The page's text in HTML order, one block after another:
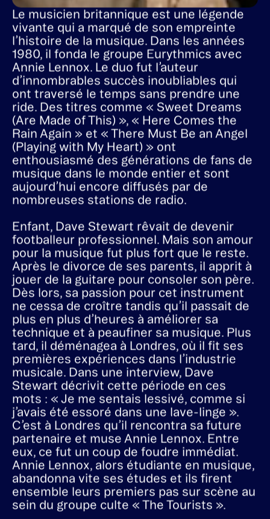
Le musicien britannique est une légende
vivante qui a marqué de son empreinte
l’histoire de la musique. Dans les années
1980, il fonda le groupe Eurythmics avec
Annie Lennox. Le duo fut l’auteur
d’innombrables succès inoubliables qui
ont traversé le temps sans prendre une
ride. Des titres comme « Sweet Dreams
(Are Made of This) », « Here Comes the
Rain Again » et « There Must Be an Angel
(Playing with My Heart) » ont
enthousiasmé des générations de fans de
musique dans le monde entier et sont
aujourd’hui encore diffusés par de
nombreuses stations de radio.
Enfant, Dave Stewart rêvait de devenir
footballeur professionnel. Mais son amour
pour la musique fut plus fort que le reste.
Après le divorce de ses parents, il apprit à
jouer de la guitare pour consoler son père.
Dès lors, sa passion pour cet instrument
ne cessa de croître tandis qu’il passait de
plus en plus d’heures à améliorer sa
technique et à peaufiner sa musique. Plus
tard, il déménagea à Londres, où il fit ses
premières expériences dans l’industrie
musicale. Dans une interview, Dave
Stewart décrivit cette période en ces
mots : « Je me sentais lessivé, comme si
j’avais été essoré dans une lave-linge ».
C’est à Londres qu’il rencontra sa future
partenaire et muse Annie Lennox. Entre
eux, ce fut un coup de foudre immédiat.
Annie Lennox, alors étudiante en musique,
abandonna vite ses études et ils firent
ensemble leurs premiers pas sur scène au
sein du groupe culte « The Tourists ».